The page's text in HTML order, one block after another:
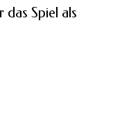
das Spiel als